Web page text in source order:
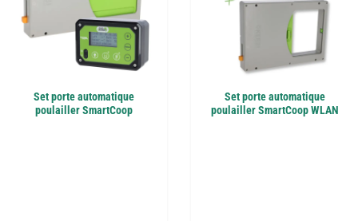
Set porte automatique
poulailler SmartCoop
Set porte automatique
poulailler SmartCoop WLAN